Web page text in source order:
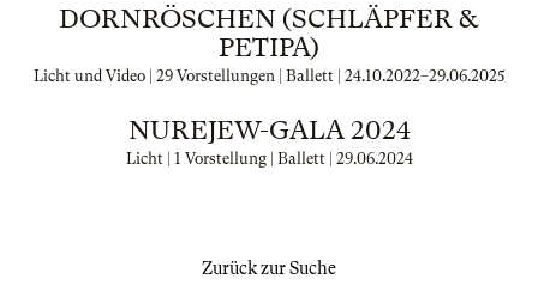
DORNRÖSCHEN (SCHLÄPFER &
PETIPA)
Licht und Video | 29 Vorstellungen | Ballett | 24.10.2022–29.06.2025
NUREJEW-GALA 2024
Licht | 1 Vorstellung | Ballett | 29.06.2024
Zurück zur Suche